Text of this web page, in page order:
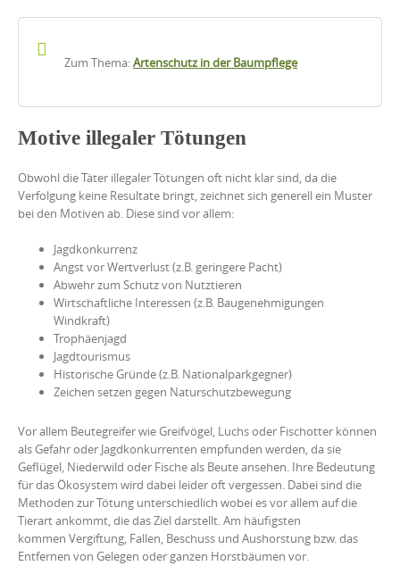
Zum Thema:Artenschutz in der Baumpflege
Motive illegaler Tötungen
Obwohl die Täter illegaler Tötungen oft nicht klar sind, da die
Verfolgung keine Resultate bringt, zeichnet sich generell ein Muster
bei den Motiven ab. Diese sind vor allem:
Jagdkonkurrenz
Angst vor Wertverlust (z.B. geringere Pacht)
Abwehr zum Schutz von Nutztieren
Wirtschaftliche Interessen (z.B. Baugenehmigungen
Windkraft)
Trophäenjagd
Jagdtourismus
Historische Gründe (z.B. Nationalparkgegner)
Zeichen setzen gegen Naturschutzbewegung
Vor allem Beutegreifer wie Greifvögel, Luchs oder Fischotter können
als Gefahr oder Jagdkonkurrenten empfunden werden, da sie
Geflügel, Niederwild oder Fische als Beute ansehen. Ihre Bedeutung
für das Ökosystem wird dabei leider oft vergessen. Dabei sind die
Methoden zur Tötung unterschiedlich wobei es vor allem auf die
Tierart ankommt, die das Ziel darstellt. Am häufigsten
kommen Vergiftung, Fallen, Beschuss und Aushorstung bzw. das
Entfernen von Gelegen oder ganzen Horstbäumen vor.